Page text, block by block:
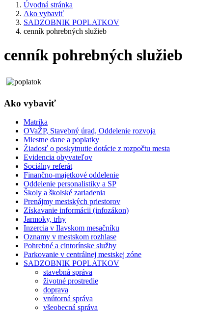
Úvodná stránka
Ako vybaviť
SADZOBNIK POPLATKOV
cenník pohrebných služieb
cenník pohrebných služieb
Ako vybaviť
Matrika
OVaŽP, Stavebný úrad, Oddelenie rozvoja
Miestne dane a poplatky
Žiadosť o poskytnutie dotácie z rozpočtu mesta
Evidencia obyvateľov
Sociálny referát
Finančno-majetkové oddelenie
Oddelenie personalistiky a SP
Školy a školské zariadenia
Prenájmy mestských priestorov
Získavanie informácii (infozákon)
Jarmoky, trhy
Inzercia v Ilavskom mesačníku
Oznamy v mestskom rozhlase
Pohrebné a cintorínske služby
Parkovanie v centrálnej mestskej zóne
SADZOBNIK POPLATKOV
stavebná správa
životné prostredie
doprava
vnútorná správa
všeobecná správa